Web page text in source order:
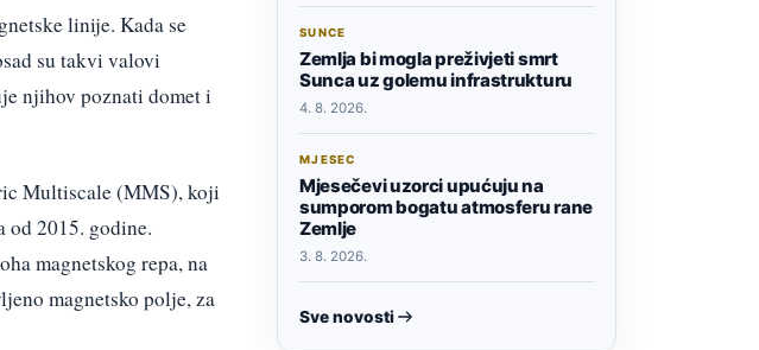
linije. Kada se
su takvi valovi
njihov poznati domet i
Multiscale (MMS), koji
2015. godine.
magnetskog repa, na
magnetsko polje, za
SUNCE
Zemlja bi mogla preživjeti smrt
Sunca uz golemu infrastrukturu
4. 8. 2026.
MJESEC
Mjesečevi uzorci upućuju na
sumporom bogatu atmosferu rane
Zemlje
3. 8. 2026.
Sve novosti